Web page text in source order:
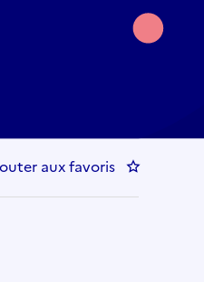
aux favoris : CHARGE